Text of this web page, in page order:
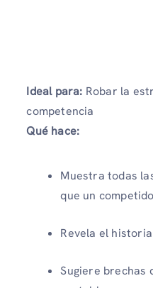
Ideal para: Robar la
competencia
Qué hace:
Muestra todas
que un
Revela el
Sugiere brechas